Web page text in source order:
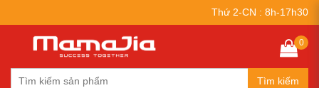
Thứ 2-CN : 8h-17h30
Tìm kiếm
0